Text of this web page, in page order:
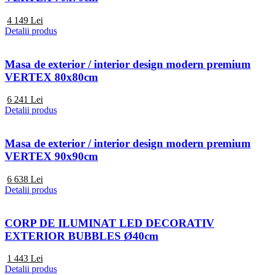
4 149 Lei
Detalii produs
Masa de exterior / interior design modern premium
VERTEX 80x80cm
6 241 Lei
Detalii produs
Masa de exterior / interior design modern premium
VERTEX 90x90cm
6 638 Lei
Detalii produs
CORP DE ILUMINAT LED DECORATIV
EXTERIOR BUBBLES Ø40cm
1 443 Lei
Detalii produs